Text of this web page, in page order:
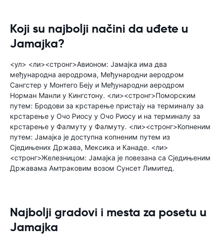
Koji su najbolji načini da uđete u
Jamajka?
<ул> <ли><стронг>Авионом: Јамајка има два
међународна аеродрома, Међународни аеродром
Сангстер у Монтего Беју и Међународни аеродром
Норман Манли у Кингстону. <ли><стронг>Поморским
путем: Бродови за крстарење пристају на терминалу за
крстарење у Очо Риосу у Очо Риосу и на терминалу за
крстарење у Фалмуту у Фалмуту. <ли><стронг>Копненим
путем: Јамајка је доступна копненим путем из
Сједињених Држава, Мексика и Канаде. <ли>
<стронг>Железницом: Јамајка је повезана са Сједињеним
Државама Амтраковим возом Сунсет Лимитед.
Najbolji gradovi i mesta za posetu u
Jamajka